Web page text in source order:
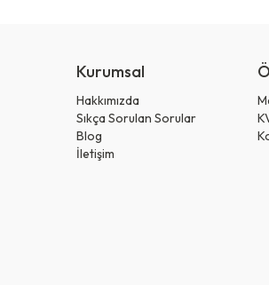
Kurumsal
Hakkımızda
Sıkça Sorulan Sorular
Blog
İletişim